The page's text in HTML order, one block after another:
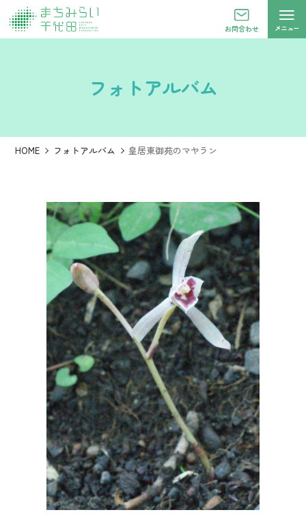
お問合わせ メニュー
フォトアルバム
HOME フォトアルバム 皇居東御苑のマヤラン